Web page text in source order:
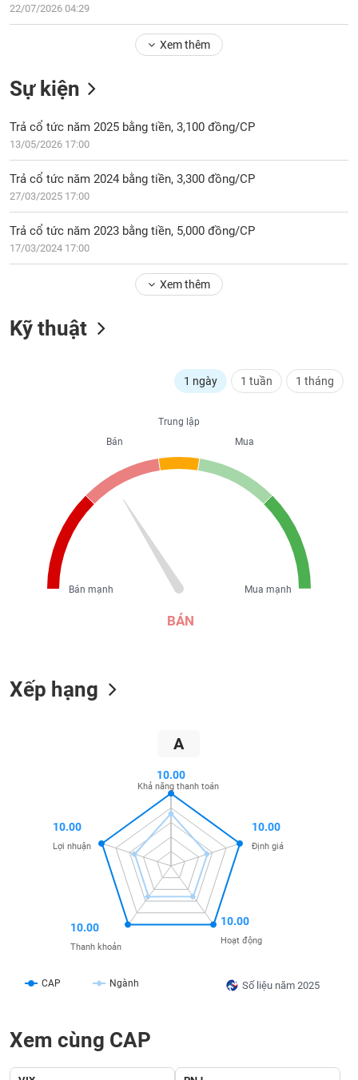
Tổng
quan
Tài
Phân
tích
thuật
Hồ
sơ
doanh
sự
kiện
22/07/2026 04:29
Xem thêm
Sự kiện
Trả cổ tức năm 2025 bằng tiền, 3,100 đồng/CP
13/05/2026 17:00
Trả cổ tức năm 2024 bằng tiền, 3,300 đồng/CP
27/03/2025 17:00
Trả cổ tức năm 2023 bằng tiền, 5,000 đồng/CP
17/03/2024 17:00
Xem thêm
Kỹ thuật
1 ngày 1 tuần 1 tháng
BÁN
Trung lập
Mua
Mua mạnh
Bán
Bán mạnh
Xếp hạng
A
Số liệu năm 2025
CAP Ngành
10.00
Khả năng thanh toán
10.00
Định giá
10.00
Hoạt động
10.00
Thanh khoản
10.00
Lợi nhuận
Xem cùng CAP
VS-
NĂNG
LƯỢNG
VẬT
LIỆU
CÔNG
TIÊU
TIN
DỊCH